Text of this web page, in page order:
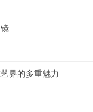
界的多重魅力